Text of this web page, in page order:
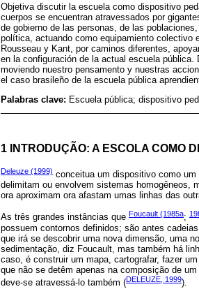
Objetiva discutir la escuela como dispositivo
cuerpos se encuentran atravessados por
de gobierno de las personas, de las
política, actuando como equipamiento colectivo
Rousseau y Kant, por caminos diferentes,
en la configuración de la actual escuela pública.
moviendo nuestro pensamento y nuestras
el caso brasileño de la escuela pública
Palabras clave: Escuela pública; dispositivo
1 INTRODUÇÃO: A ESCOLA COMO
Deleuze (1999) conceitua um dispositivo como
delimitam ou envolvem sistemas homogêneos,
ora aproximam ora afastam umas linhas das
As três grandes instâncias que Foucault (1985a;
possuem contornos definidos; são antes
que irá se descobrir uma nova dimensão, uma
sedimentação, diz Foucault, mas também há
caso, é construir um mapa, cartografar, fazer
que não se detêm apenas na composição de
deve-se atravessá-lo também (DELEUZE, 1999).